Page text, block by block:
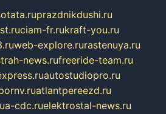
prazdnikdushi.ru
ciam-fr.rukraft-you.ru
web-explore.rurastenuya.ru
news.rufreeride-team.ru
autostudiopro.ru
atlantpereezd.ru
a-cdc.ruelektrostal-news.ru